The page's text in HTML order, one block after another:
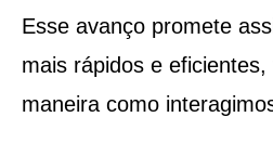
Esse avanço promete
mais rápidos e
maneira como